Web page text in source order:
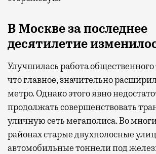
В Москве за последнее
десятилетие
Улучшилась работа общественного
что главное, значительно
метро. Однако этого явно
продолжать совершенствовать
уличную сеть мегаполиса. Во
районах старые двухполосные
автомобильные тоннели под